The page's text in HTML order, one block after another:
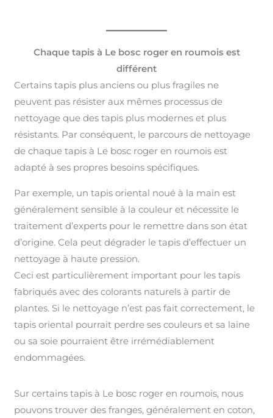
Chaque tapis à Le bosc roger en roumois est
différent
Certains tapis plus anciens ou plus fragiles ne
peuvent pas résister aux mêmes processus de
nettoyage que des tapis plus modernes et plus
résistants. Par conséquent, le parcours de nettoyage
de chaque tapis à Le bosc roger en roumois est
adapté à ses propres besoins spécifiques.
Par exemple, un tapis oriental noué à la main est
généralement sensible à la couleur et nécessite le
traitement d’experts pour le remettre dans son état
d’origine. Cela peut dégrader le tapis d’effectuer un
nettoyage à haute pression.
Ceci est particulièrement important pour les tapis
fabriqués avec des colorants naturels à partir de
plantes. Si le nettoyage n’est pas fait correctement, le
tapis oriental pourrait perdre ses couleurs et sa laine
ou sa soie pourraient être irrémédiablement
endommagées.
Sur certains tapis à Le bosc roger en roumois, nous
pouvons trouver des franges, généralement en coton,